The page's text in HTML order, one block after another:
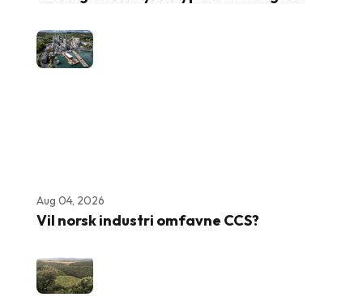
Aug 04, 2026
Vil norsk industri omfavne CCS?